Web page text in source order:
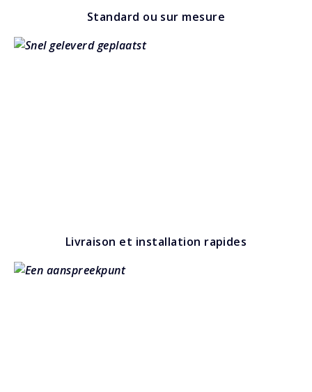
Standard ou sur mesure
Livraison et installation rapides